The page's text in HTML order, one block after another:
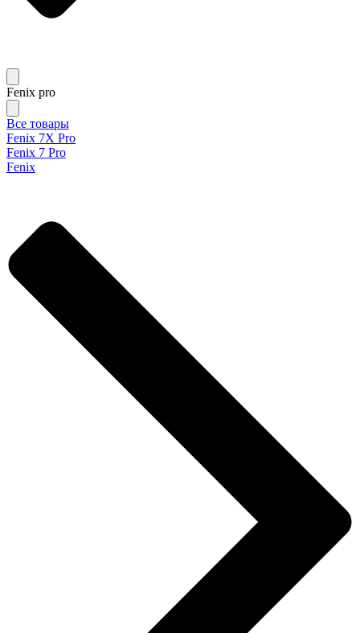
Fenix pro
Все товары
Fenix 7X Pro
Fenix 7 Pro
Fenix